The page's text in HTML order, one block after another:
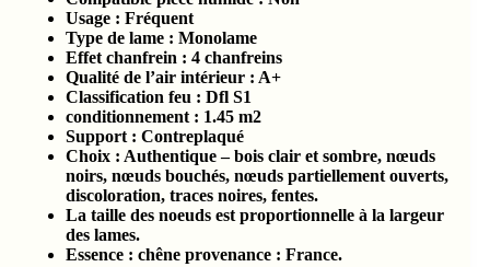
Usage : Fréquent
Type de lame : Monolame
Effet chanfrein : 4 chanfreins
Qualité de l’air intérieur : A+
Classification feu : Dfl S1
conditionnement : 1.45 m2
Support : Contreplaqué
Choix : Authentique – bois clair et sombre, nœuds
noirs, nœuds bouchés, nœuds partiellement ouverts,
discoloration, traces noires, fentes.
La taille des noeuds est proportionnelle à la largeur
des lames.
Essence : chêne provenance : France.